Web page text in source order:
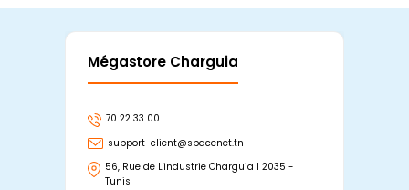
Mégastore Charguia
70 22 33 00
support-client@spacenet.tn
56, Rue de L'industrie Charguia I 2035 -
Tunis